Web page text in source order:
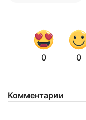
0 0
Комментарии